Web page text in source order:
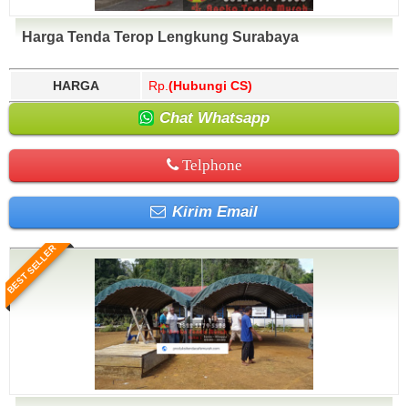
Harga Tenda Terop Lengkung Surabaya
HARGA Rp. (Hubungi CS)
Chat Whatsapp
Telphone
Kirim Email
BEST SELLER